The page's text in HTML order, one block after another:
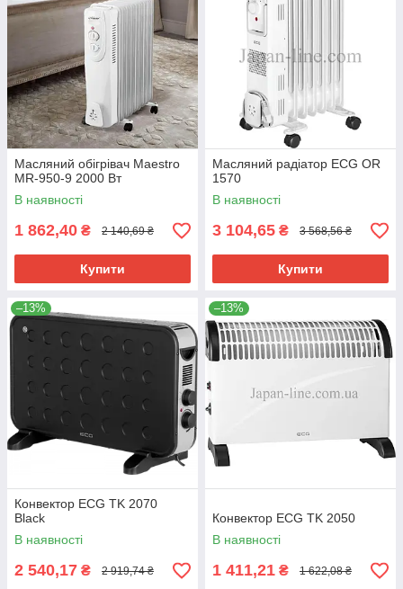
Масляний обігрівач Maestro
MR-950-9 2000 Вт
В наявності
1 862,40 ₴ 2 140,69 ₴
Купити
Масляний радіатор ECG OR
1570
В наявності
3 104,65 ₴ 3 568,56 ₴
Купити
–13%
Конвектор ECG TK 2070
Black
В наявності
2 540,17 ₴ 2 919,74 ₴
–13%
Конвектор ECG TK 2050
В наявності
1 411,21 ₴ 1 622,08 ₴